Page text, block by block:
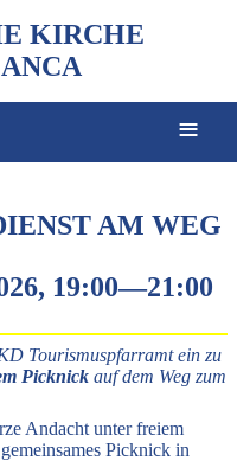
KIRCHE
AM WEG
19:00—21:00
Tourismuspfarramt ein zu
Picknick auf dem Weg zum
Andacht unter freiem
Picknick in